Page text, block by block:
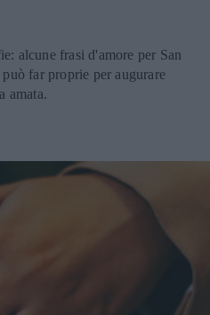
alcune frasi d'amore per San
far proprie per augurare
amata.